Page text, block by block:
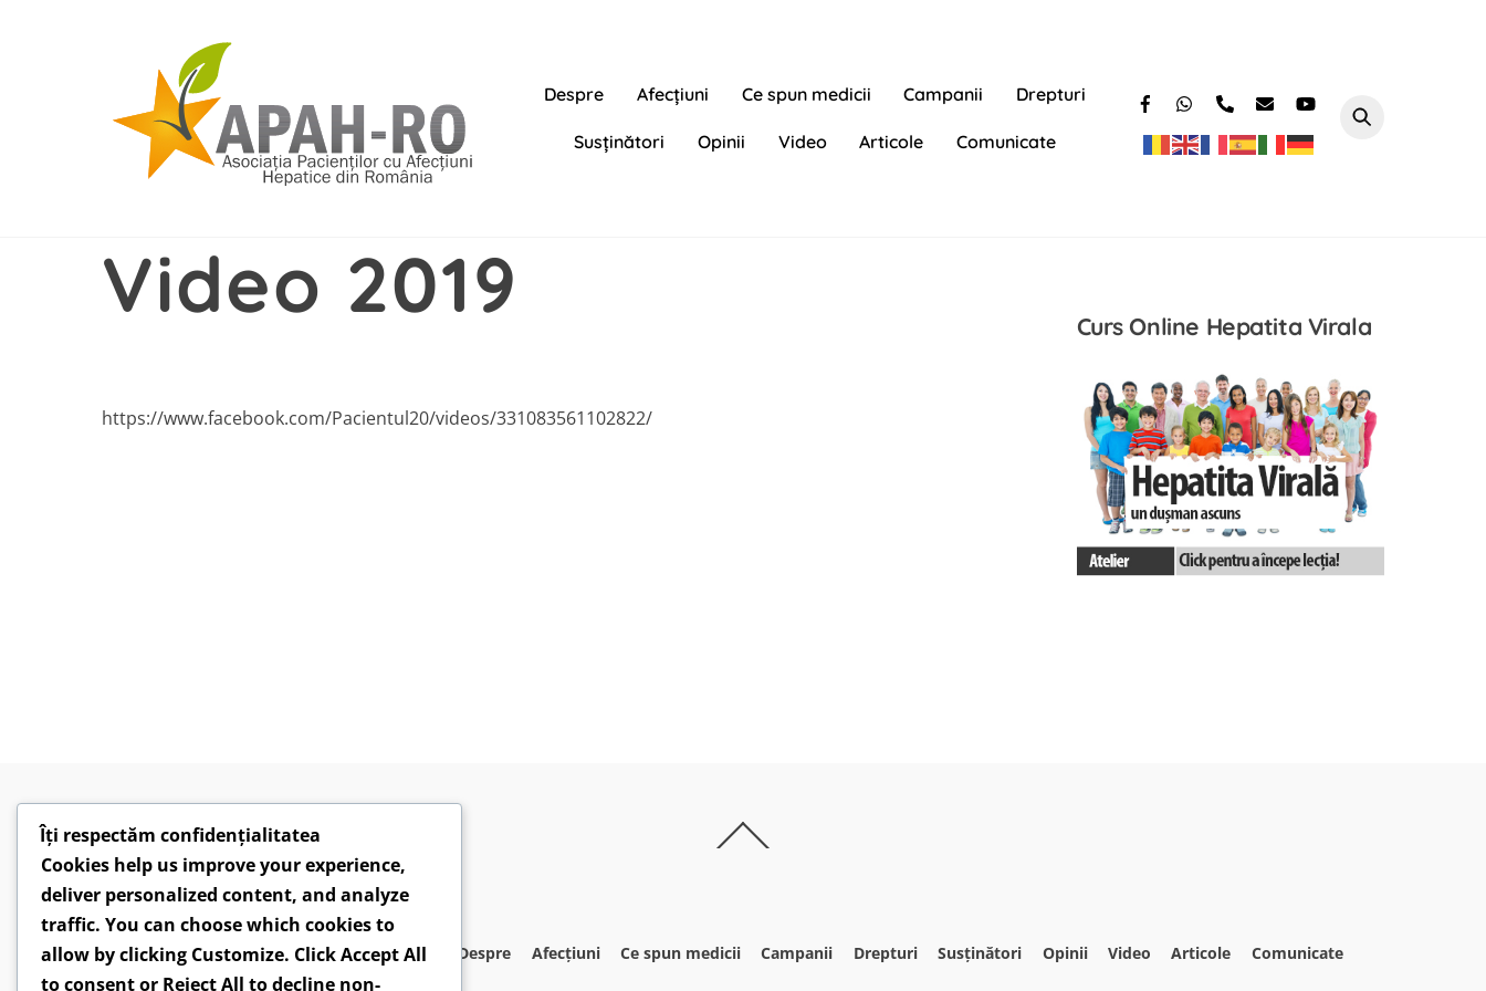
Despre Afecțiuni Ce spun medicii Campanii Drepturi
Susținători Opinii Video Articole Comunicate
Video 2019
https://www.facebook.com/Pacientul20/videos/331083561102822/
Curs Online Hepatita Virala
To
Despre Afecțiuni Ce spun medicii Campanii Drepturi Susținători Opinii Video Articole Comunicate
Îți respectăm confidențialitatea
Cookies help us improve your experience,
deliver personalized content, and analyze
traffic. You can choose which cookies to
allow by clicking Customize. ClickAccept All
to consent or Reject All to decline non-